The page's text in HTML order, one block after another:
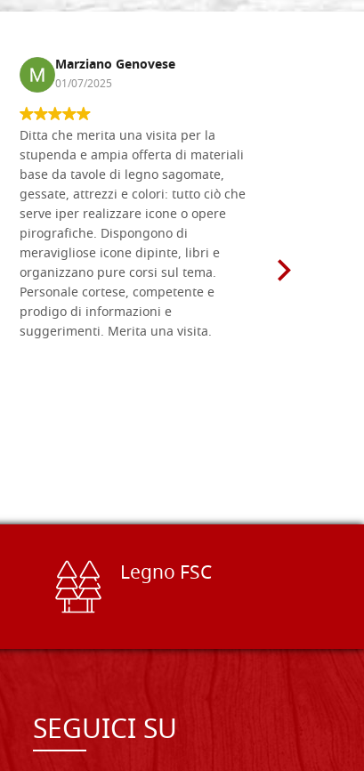
Marziano Genovese
01/07/2025
Ditta che merita una visita per la
stupenda e ampia offerta di materiali
base da tavole di legno sagomate,
gessate, attrezzi e colori: tutto ciò che
serve iper realizzare icone o opere
pirografiche. Dispongono di
meravigliose icone dipinte, libri e
organizzano pure corsi sul tema.
Personale cortese, competente e
prodigo di informazioni e
suggerimenti. Merita una visita.
Legno FSC
SEGUICI SU